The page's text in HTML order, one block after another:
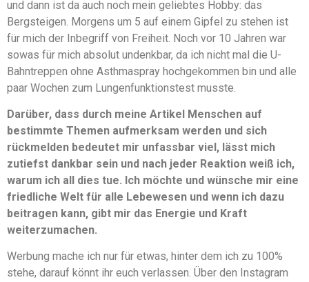
und dann ist da auch noch mein geliebtes Hobby: das
Bergsteigen. Morgens um 5 auf einem Gipfel zu stehen ist
für mich der Inbegriff von Freiheit. Noch vor 10 Jahren war
sowas für mich absolut undenkbar, da ich nicht mal die U-
Bahntreppen ohne Asthmaspray hochgekommen bin und alle
paar Wochen zum Lungenfunktionstest musste.
Darüber, dass durch meine Artikel Menschen auf
bestimmte Themen aufmerksam werden und sich
rückmelden bedeutet mir unfassbar viel, lässt mich
zutiefst dankbar sein und nach jeder Reaktion weiß ich,
warum ich all dies tue. Ich möchte und wünsche mir eine
friedliche Welt für alle Lebewesen und wenn ich dazu
beitragen kann, gibt mir das Energie und Kraft
weiterzumachen.
Werbung mache ich nur für etwas, hinter dem ich zu 100%
stehe, darauf könnt ihr euch verlassen. Über den Instagram